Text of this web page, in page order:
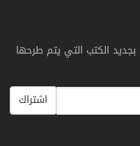
بجديد الكتب التي يتم طرحها
اشتراك